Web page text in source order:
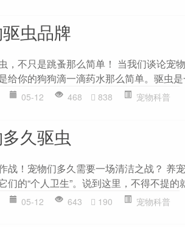
虫品牌
，不只是跳蚤那么简单！ 当我们谈论宠
给你的狗狗滴一滴药水那么简单。驱虫
05-12 468 838 宠物科普
久驱虫
战！宠物们多久需要一场清洁之战？ 养
们的“个人卫生”。说到这里，不得不提的
05-12 643 190 宠物科普